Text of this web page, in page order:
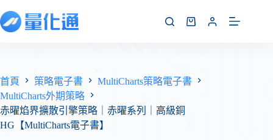
首頁 策略電子書
MultiCharts策略電子書
MultiCharts外期策略
赤曜焰界擴散引擎策略｜赤曜系列｜高級銅
HG【MultiCharts電子書】